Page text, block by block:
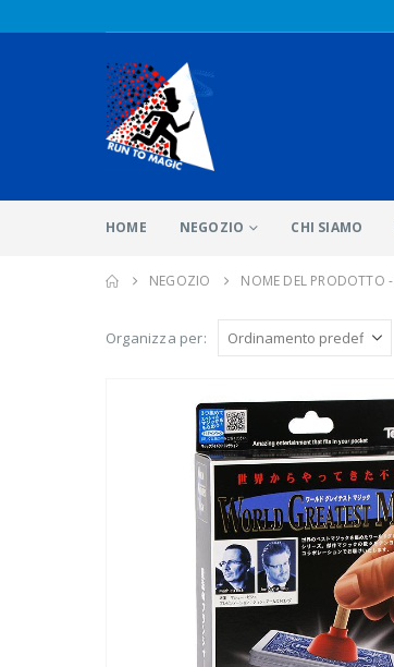
HOME NEGOZIO CHI SIAMO
NEGOZIO NOME DEL PRODOTTO -
Organizza per: